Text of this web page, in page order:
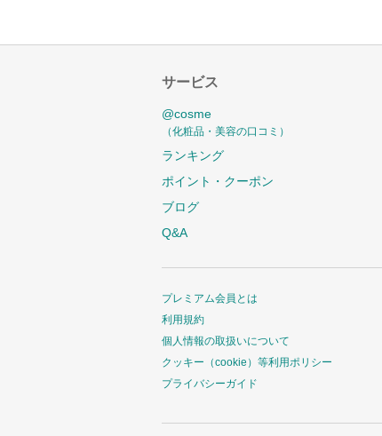
サービス
@cosme
（化粧品・美容の口コミ）
ランキング
ポイント・クーポン
ブログ
Q&A
プレミアム会員とは
利用規約
個人情報の取扱いについて
クッキー（cookie）等利用ポリシー
プライバシーガイド